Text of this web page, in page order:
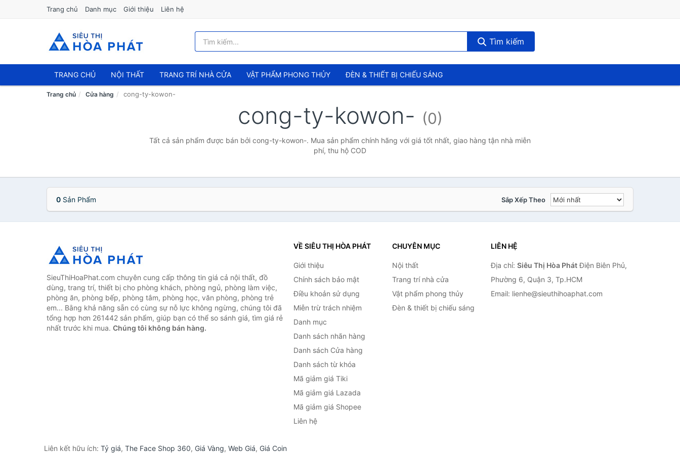
Trang chủ Danh mục Giới thiệu Liên hệ
Tìm kiếm
TRANG CHỦ NỘI THẤT TRANG TRÍ NHÀ CỬA VẬT PHẨM PHONG THỦY ĐÈN & THIẾT BỊ CHIẾU SÁNG
Trang chủ Cửa hàng cong-ty-kowon-
cong-ty-kowon- (0)
Tất cả sản phẩm được bán bởi cong-ty-kowon-. Mua sản phẩm chính hãng với giá tốt nhất, giao hàng tận nhà miễn
phí, thu hộ COD
0 Sản Phẩm Sắp Xếp Theo
SieuThiHoaPhat.com chuyên cung cấp thông tin giá cả nội thất, đồ
dùng, trang trí, thiết bị cho phòng khách, phòng ngủ, phòng làm việc,
phòng ăn, phòng bếp, phòng tắm, phòng học, văn phòng, phòng trẻ
em... Bằng khả năng sẵn có cùng sự nỗ lực không ngừng, chúng tôi đã
tổng hợp hơn 261442 sản phẩm, giúp bạn có thể so sánh giá, tìm giá rẻ
nhất trước khi mua. Chúng tôi không bán hàng.
VỀ SIÊU THỊ HÒA PHÁT
Giới thiệu
Chính sách bảo mật
Điều khoản sử dụng
Miễn trừ trách nhiệm
Danh mục
Danh sách nhãn hàng
Danh sách Cửa hàng
Danh sách từ khóa
Mã giảm giá Tiki
Mã giảm giá Lazada
Mã giảm giá Shopee
Liên hệ
CHUYÊN MỤC
Nội thất
Trang trí nhà cửa
Vật phẩm phong thủy
Đèn & thiết bị chiếu sáng
LIÊN HỆ
Địa chỉ: Siêu Thị Hòa PhátĐiện Biên Phủ,
Phường 6, Quận 3, Tp.HCM
Email: lienhe@sieuthihoaphat.com
Liên kết hữu ích: Tỷ giá, The Face Shop 360, Giá Vàng, Web Giá, Giá Coin